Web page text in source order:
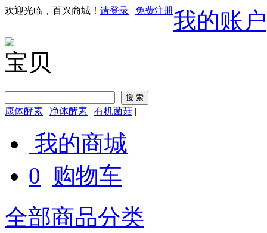
欢迎光临，百兴商城！ 请登录 | 免费注册我的账户
宝贝
康体酵素 | 净体酵素 | 有机菌菇 |
我的商城
0 购物车
全部商品分类